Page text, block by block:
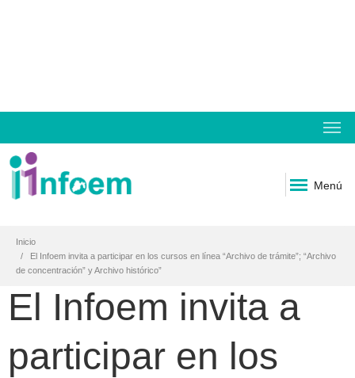
Menú
Inicio
El Infoem invita a participar en los cursos en línea “Archivo de trámite”; “Archivo
de concentración” y Archivo histórico”
El Infoem invita a
participar en los